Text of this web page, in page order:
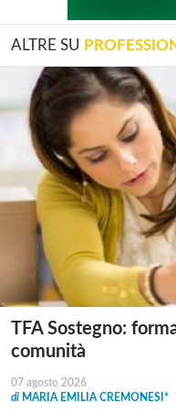
ALTRE SU
TFA Sostegno:
comunità
07 agosto 2026
di MARIA EMILIA CREMONESI*